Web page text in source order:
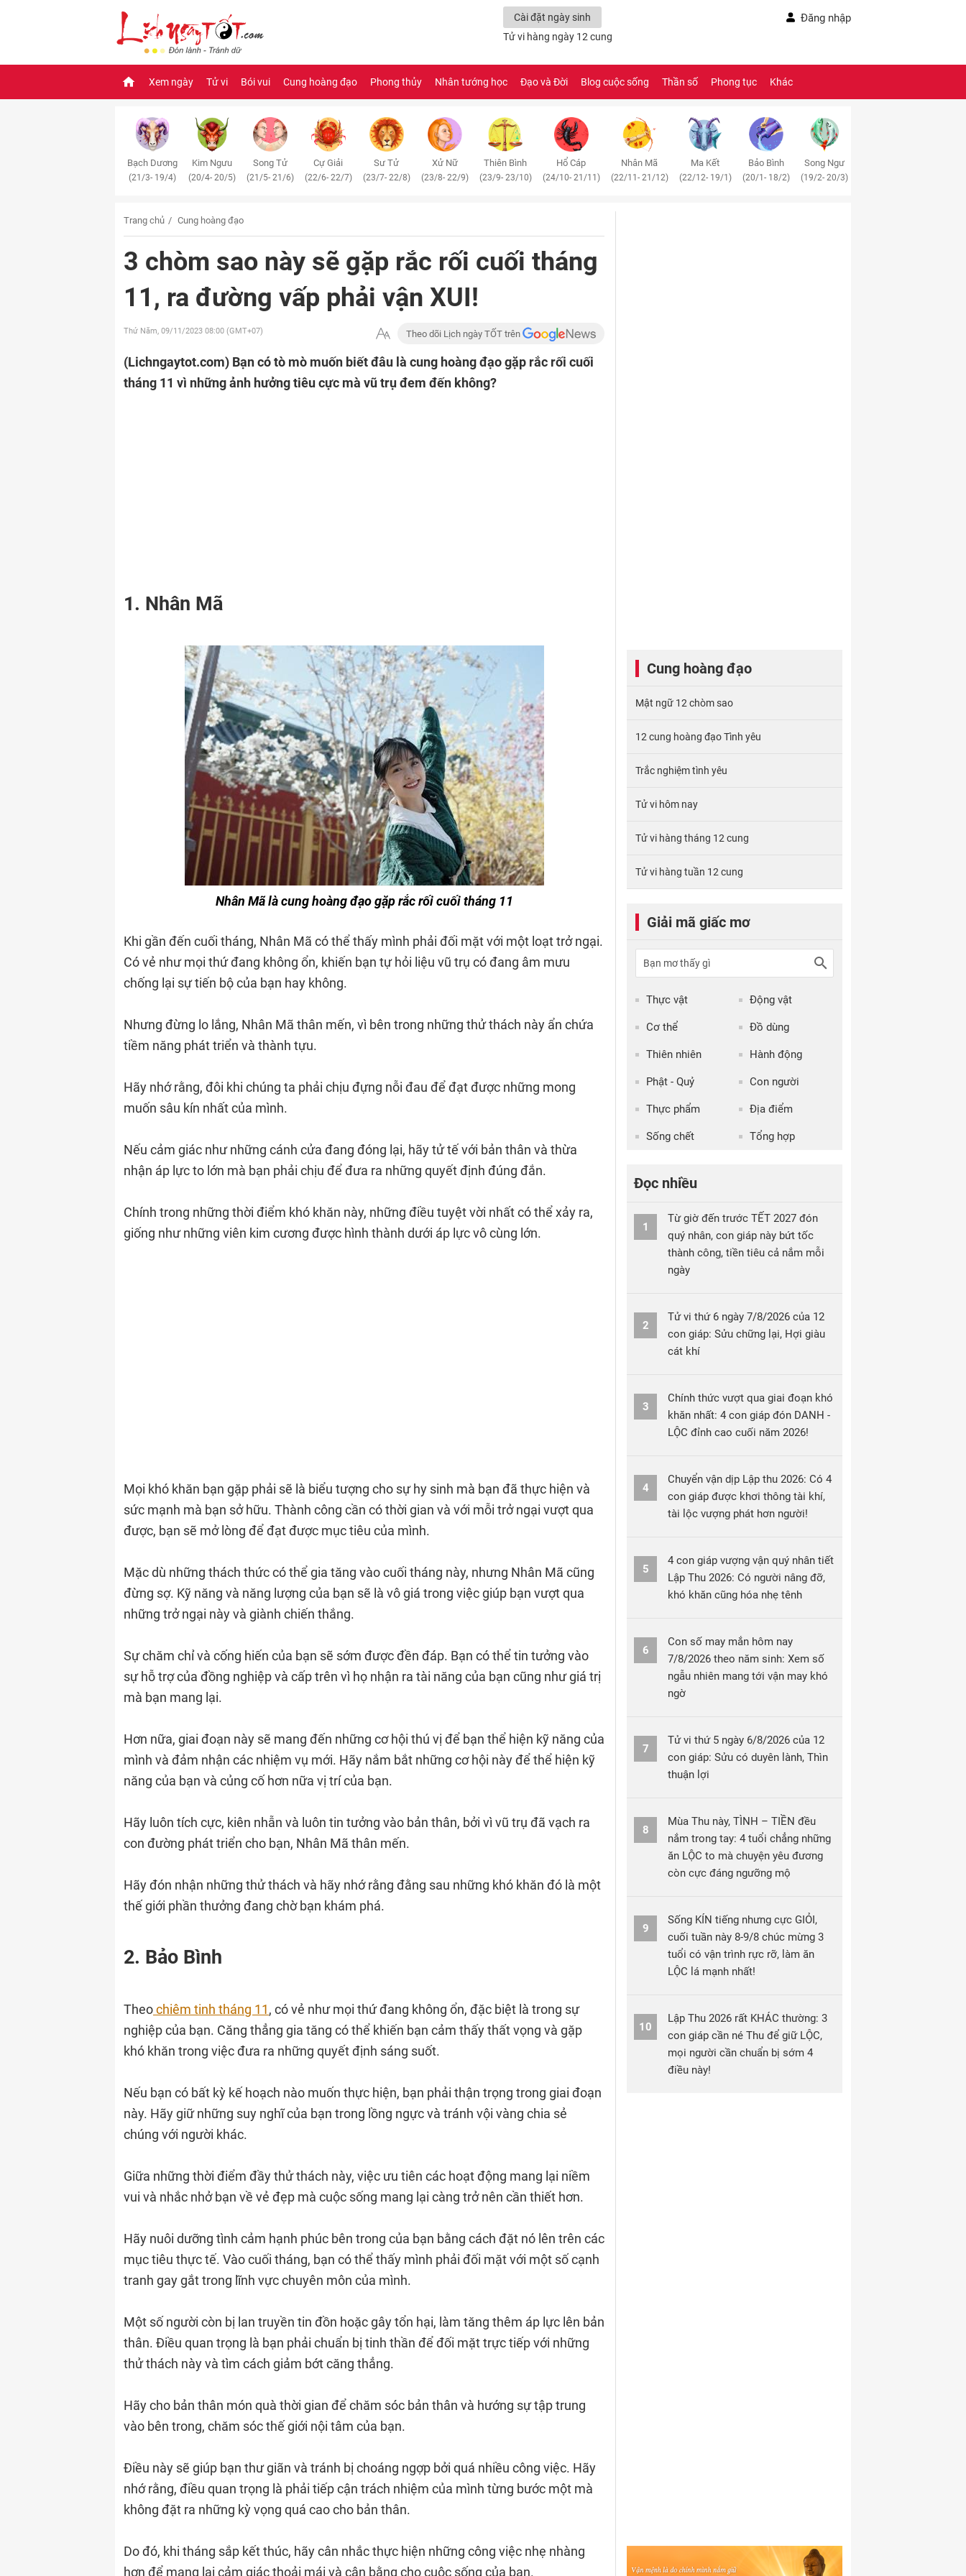
Cài đặt ngày sinh Đăng nhập
Tử vi hàng ngày 12 cung
Xem ngày Tử vi Bói vui Cung hoàng đạo Phong thủy Nhân tướng học Đạo và Đời Blog cuộc sống Thần số Phong tục Khác
Bạch Dương
(21/3- 19/4)
Kim Ngưu
(20/4- 20/5)
Song Tử
(21/5- 21/6)
Cự Giải
(22/6- 22/7)
Sư Tử
(23/7- 22/8)
Xử Nữ
(23/8- 22/9)
Thiên Bình
(23/9- 23/10)
Hổ Cáp
(24/10- 21/11)
Nhân Mã
(22/11- 21/12)
Ma Kết
(22/12- 19/1)
Bảo Bình
(20/1- 18/2)
Song Ngư
(19/2- 20/3)
Trang chủ Cung hoàng đạo
3 chòm sao này sẽ gặp rắc rối cuối tháng
11, ra đường vấp phải vận XUI!
Thứ Năm, 09/11/2023 08:00 (GMT+07) Theo dõi Lịch ngày TỐT trên
(Lichngaytot.com) Bạn có tò mò muốn biết đâu là cung hoàng đạo gặp rắc rối cuối
tháng 11 vì những ảnh hưởng tiêu cực mà vũ trụ đem đến không?
1. Nhân Mã
Nhân Mã là cung hoàng đạo gặp rắc rối cuối tháng 11
Khi gần đến cuối tháng, Nhân Mã có thể thấy mình phải đối mặt với một loạt trở ngại.
Có vẻ như mọi thứ đang không ổn, khiến bạn tự hỏi liệu vũ trụ có đang âm mưu
chống lại sự tiến bộ của bạn hay không.
Nhưng đừng lo lắng, Nhân Mã thân mến, vì bên trong những thử thách này ẩn chứa
tiềm năng phát triển và thành tựu.
Hãy nhớ rằng, đôi khi chúng ta phải chịu đựng nỗi đau để đạt được những mong
muốn sâu kín nhất của mình.
Nếu cảm giác như những cánh cửa đang đóng lại, hãy tử tế với bản thân và thừa
nhận áp lực to lớn mà bạn phải chịu để đưa ra những quyết định đúng đắn.
Chính trong những thời điểm khó khăn này, những điều tuyệt vời nhất có thể xảy ra,
giống như những viên kim cương được hình thành dưới áp lực vô cùng lớn.
Mọi khó khăn bạn gặp phải sẽ là biểu tượng cho sự hy sinh mà bạn đã thực hiện và
sức mạnh mà bạn sở hữu. Thành công cần có thời gian và với mỗi trở ngại vượt qua
được, bạn sẽ mở lòng để đạt được mục tiêu của mình.
Mặc dù những thách thức có thể gia tăng vào cuối tháng này, nhưng Nhân Mã cũng
đừng sợ. Kỹ năng và năng lượng của bạn sẽ là vô giá trong việc giúp bạn vượt qua
những trở ngại này và giành chiến thắng.
Sự chăm chỉ và cống hiến của bạn sẽ sớm được đền đáp. Bạn có thể tin tưởng vào
sự hỗ trợ của đồng nghiệp và cấp trên vì họ nhận ra tài năng của bạn cũng như giá trị
mà bạn mang lại.
Hơn nữa, giai đoạn này sẽ mang đến những cơ hội thú vị để bạn thể hiện kỹ năng của
mình và đảm nhận các nhiệm vụ mới. Hãy nắm bắt những cơ hội này để thể hiện kỹ
năng của bạn và củng cố hơn nữa vị trí của bạn.
Hãy luôn tích cực, kiên nhẫn và luôn tin tưởng vào bản thân, bởi vì vũ trụ đã vạch ra
con đường phát triển cho bạn, Nhân Mã thân mến.
Hãy đón nhận những thử thách và hãy nhớ rằng đằng sau những khó khăn đó là một
thế giới phần thưởng đang chờ bạn khám phá.
2. Bảo Bình
Theochiêm tinh tháng 11, có vẻ như mọi thứ đang không ổn, đặc biệt là trong sự
nghiệp của bạn. Căng thẳng gia tăng có thể khiến bạn cảm thấy thất vọng và gặp
khó khăn trong việc đưa ra những quyết định sáng suốt.
Nếu bạn có bất kỳ kế hoạch nào muốn thực hiện, bạn phải thận trọng trong giai đoạn
này. Hãy giữ những suy nghĩ của bạn trong lồng ngực và tránh vội vàng chia sẻ
chúng với người khác.
Giữa những thời điểm đầy thử thách này, việc ưu tiên các hoạt động mang lại niềm
vui và nhắc nhở bạn về vẻ đẹp mà cuộc sống mang lại càng trở nên cần thiết hơn.
Hãy nuôi dưỡng tình cảm hạnh phúc bên trong của bạn bằng cách đặt nó lên trên các
mục tiêu thực tế. Vào cuối tháng, bạn có thể thấy mình phải đối mặt với một số cạnh
tranh gay gắt trong lĩnh vực chuyên môn của mình.
Một số người còn bị lan truyền tin đồn hoặc gây tổn hại, làm tăng thêm áp lực lên bản
thân. Điều quan trọng là bạn phải chuẩn bị tinh thần để đối mặt trực tiếp với những
thử thách này và tìm cách giảm bớt căng thẳng.
Hãy cho bản thân món quà thời gian để chăm sóc bản thân và hướng sự tập trung
vào bên trong, chăm sóc thế giới nội tâm của bạn.
Điều này sẽ giúp bạn thư giãn và tránh bị choáng ngợp bởi quá nhiều công việc. Hãy
nhớ rằng, điều quan trọng là phải tiếp cận trách nhiệm của mình từng bước một mà
không đặt ra những kỳ vọng quá cao cho bản thân.
Do đó, khi tháng sắp kết thúc, hãy cân nhắc thực hiện những công việc nhẹ nhàng
hơn để mang lại cảm giác thoải mái và cân bằng cho cuộc sống của bạn.
Cung hoàng đạo
Mật ngữ 12 chòm sao
12 cung hoàng đạo Tình yêu
Trắc nghiệm tình yêu
Tử vi hôm nay
Tử vi hàng tháng 12 cung
Tử vi hàng tuần 12 cung
Giải mã giấc mơ
Thực vật Động vật
Cơ thể Đồ dùng
Thiên nhiên Hành động
Phật - Quỷ Con người
Thực phẩm Địa điểm
Sống chết Tổng hợp
Đọc nhiều
1
Từ giờ đến trước TẾT 2027 đón
quý nhân, con giáp này bứt tốc
thành công, tiền tiêu cả nắm mỗi
ngày
2
Tử vi thứ 6 ngày 7/8/2026 của 12
con giáp: Sửu chững lại, Hợi giàu
cát khí
3
Chính thức vượt qua giai đoạn khó
khăn nhất: 4 con giáp đón DANH -
LỘC đỉnh cao cuối năm 2026!
4
Chuyển vận dịp Lập thu 2026: Có 4
con giáp được khơi thông tài khí,
tài lộc vượng phát hơn người!
5
4 con giáp vượng vận quý nhân tiết
Lập Thu 2026: Có người nâng đỡ,
khó khăn cũng hóa nhẹ tênh
6
Con số may mắn hôm nay
7/8/2026 theo năm sinh: Xem số
ngẫu nhiên mang tới vận may khó
ngờ
7
Tử vi thứ 5 ngày 6/8/2026 của 12
con giáp: Sửu có duyên lành, Thìn
thuận lợi
8
Mùa Thu này, TÌNH – TIỀN đều
nắm trong tay: 4 tuổi chẳng những
ăn LỘC to mà chuyện yêu đương
còn cực đáng ngưỡng mộ
9
Sống KÍN tiếng nhưng cực GIỎI,
cuối tuần này 8-9/8 chúc mừng 3
tuổi có vận trình rực rỡ, làm ăn
LỘC lá mạnh nhất!
10
Lập Thu 2026 rất KHÁC thường: 3
con giáp cần né Thu để giữ LỘC,
mọi người cần chuẩn bị sớm 4
điều này!